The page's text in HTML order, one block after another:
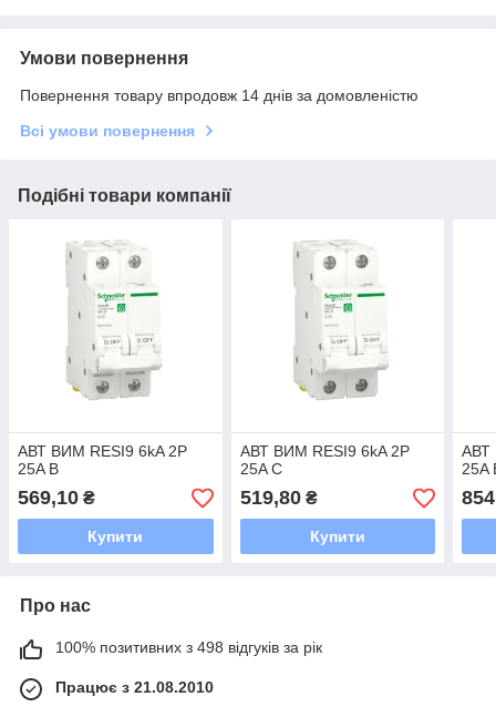
Умови повернення
Повернення товару впродовж 14 днів за домовленістю
Всі умови повернення
Подібні товари компанії
АВТ ВИМ RESI9 6kA 2P
25A В
569,10 ₴
Купити
АВТ ВИМ RESI9 6kA 2P
25A C
519,80₴
Купити
АВТ
25A
Про нас
100% позитивних з 498 відгуків за рік
Працює з 21.08.2010